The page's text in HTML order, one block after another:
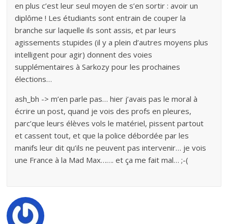
en plus c’est leur seul moyen de s’en sortir : avoir un
diplôme ! Les étudiants sont entrain de couper la
branche sur laquelle ils sont assis, et par leurs
agissements stupides (il y a plein d’autres moyens plus
intelligent pour agir) donnent des voies
supplémentaires à Sarkozy pour les prochaines
élections…
ash_bh -> m’en parle pas… hier j’avais pas le moral à
écrire un post, quand je vois des profs en pleures,
parc’que leurs élèves vols le matériel, pissent partout
et cassent tout, et que la police débordée par les
manifs leur dit qu’ils ne peuvent pas intervenir… je vois
une France à la Mad Max……. et ça me fait mal… ;-(